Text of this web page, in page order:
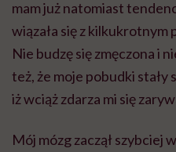
mam już natomiast
wiązała się z
Nie budzę się zmęczona i
też, że moje pobudki stały
iż wciąż zdarza mi się
Mój mózg zaczął szybciej